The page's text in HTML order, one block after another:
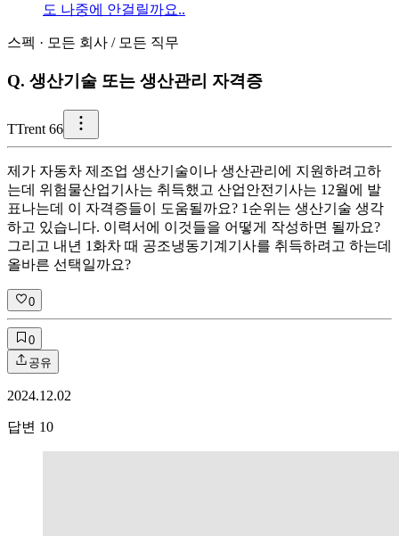
도 나중에 안걸릴까요..
스펙 · 모든 회사 / 모든 직무
Q. 생산기술 또는 생산관리 자격증
TTrent 66
제가 자동차 제조업 생산기술이나 생산관리에 지원하려고하
는데 위험물산업기사는 취득했고 산업안전기사는 12월에 발
표나는데 이 자격증들이 도움될까요? 1순위는 생산기술 생각
하고 있습니다. 이력서에 이것들을 어떻게 작성하면 될까요?
그리고 내년 1화차 때 공조냉동기계기사를 취득하려고 하는데
올바른 선택일까요?
0
0
공유
2024.12.02
답변 10